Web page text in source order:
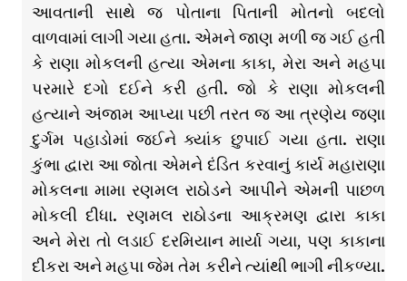
આવતાની સાથે જ પોતાના પિતાની મોતનો બદલો
વાળવામાં લાગી ગયા હતા. એમને જાણ મળી જ ગઈ હતી
કે રાણા મોકલની હત્યા એમના કાકા, મેરા અને મહપા
પરમારે દગો દઈને કરી હતી. જો કે રાણા મોકલની
હત્યાને અંજામ આપ્યા પછી તરત જ આ ત્રણેય જણા
દુર્ગમ પહાડોમાં જઈને ક્યાંક છુપાઈ ગયા હતા. રાણા
કુંભા દ્વારા આ જોતા એમને દંડિત કરવાનું કાર્ય મહારાણા
મોકલના મામા રણમલ રાઠોડને આપીને એમની પાછળ
મોકલી દીધા. રણમલ રાઠોડના આક્રમણ દ્વારા કાકા
અને મેરા તો લડાઈ દરમિયાન માર્યા ગયા, પણ કાકાના
દીકરા અને મહપા જેમ તેમ કરીને ત્યાંથી ભાગી નીકળ્યા.